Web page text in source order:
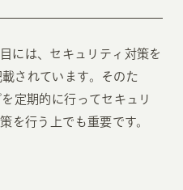
には、セキュリティ対策を
されています。そのた
定期的に行ってセキュリ
を行う上でも重要です。